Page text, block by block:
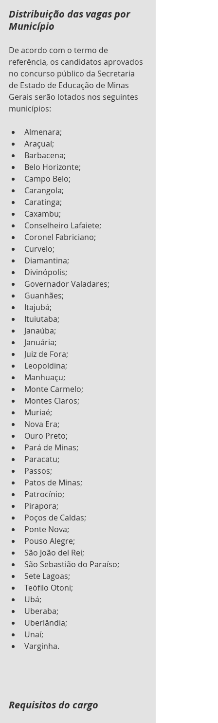
Distribuição das vagas por
Município
De acordo com o termo de
referência, os candidatos aprovados
no concurso público da Secretaria
de Estado de Educação de Minas
Gerais serão lotados nos seguintes
municípios:
Almenara;
Araçuaí;
Barbacena;
Belo Horizonte;
Campo Belo;
Carangola;
Caratinga;
Caxambu;
Conselheiro Lafaiete;
Coronel Fabriciano;
Curvelo;
Diamantina;
Divinópolis;
Governador Valadares;
Guanhães;
Itajubá;
Ituiutaba;
Janaúba;
Januária;
Juiz de Fora;
Leopoldina;
Manhuaçu;
Monte Carmelo;
Montes Claros;
Muriaé;
Nova Era;
Ouro Preto;
Pará de Minas;
Paracatu;
Passos;
Patos de Minas;
Patrocínio;
Pirapora;
Poços de Caldas;
Ponte Nova;
Pouso Alegre;
São João del Rei;
São Sebastião do Paraíso;
Sete Lagoas;
Teófilo Otoni;
Ubá;
Uberaba;
Uberlândia;
Unaí;
Varginha.
Requisitos do cargo